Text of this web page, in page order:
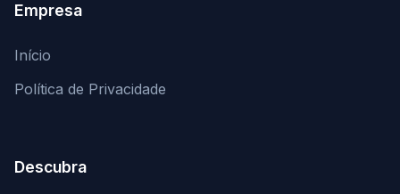
Empresa
Início
Política de Privacidade
Descubra